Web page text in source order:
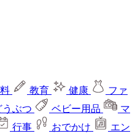
教育 健康
ファ
うぶつ ベビー用品
マ
行事 おでかけ
エン